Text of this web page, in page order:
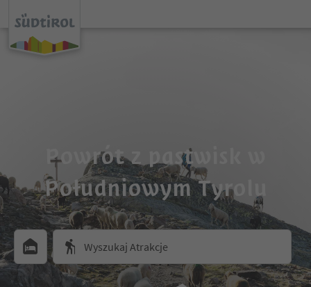
Powrót z pastwisk w
Południowym Tyrolu
Wyszukaj Atrakcje